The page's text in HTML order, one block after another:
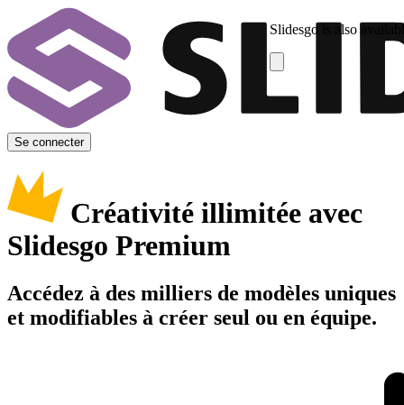
Slidesgo is also
Se connecter
Créativité illimitée avec
Slidesgo Premium
Accédez à des milliers de modèles uniques
et modifiables à créer seul ou en équipe.